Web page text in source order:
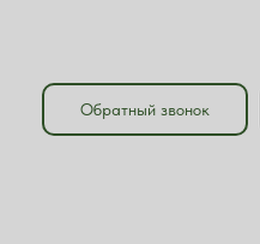
Обратный звонок